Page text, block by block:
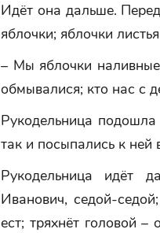
Идёт она дальше.
яблочки; яблочки
– Мы яблочки
обмывалися; кто нас с
Рукодельница
так и посыпались к ней
Рукодельница идёт
Иванович, седой-
ест; тряхнёт головой –